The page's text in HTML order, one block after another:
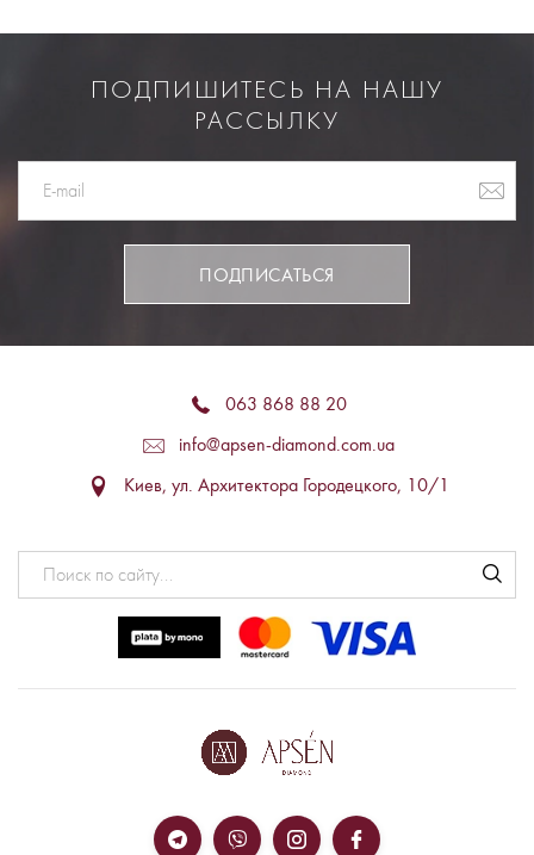
ПОДПИШИТЕСЬ НА НАШУ
РАССЫЛКУ
ПОДПИСАТЬСЯ
063 868 88 20
info@apsen-diamond.com.ua
Киев, ул. Архитектора Городецкого, 10/1